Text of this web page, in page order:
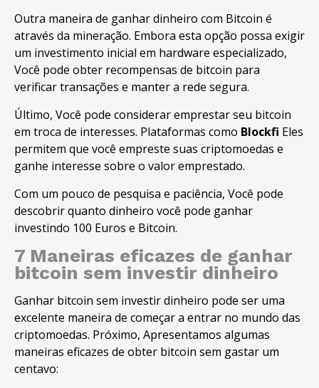
Outra maneira de ganhar dinheiro com Bitcoin é
através da mineração. Embora esta opção possa exigir
um investimento inicial em hardware especializado,
Você pode obter recompensas de bitcoin para
verificar transações e manter a rede segura.
Último, Você pode considerar emprestar seu bitcoin
em troca de interesses. Plataformas como Blockfi Eles
permitem que você empreste suas criptomoedas e
ganhe interesse sobre o valor emprestado.
Com um pouco de pesquisa e paciência, Você pode
descobrir quanto dinheiro você pode ganhar
investindo 100 Euros e Bitcoin.
7 Maneiras eficazes de ganhar
bitcoin sem investir dinheiro
Ganhar bitcoin sem investir dinheiro pode ser uma
excelente maneira de começar a entrar no mundo das
criptomoedas. Próximo, Apresentamos algumas
maneiras eficazes de obter bitcoin sem gastar um
centavo: